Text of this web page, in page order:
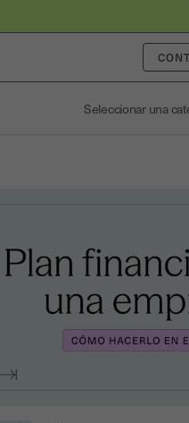
Seleccionar una